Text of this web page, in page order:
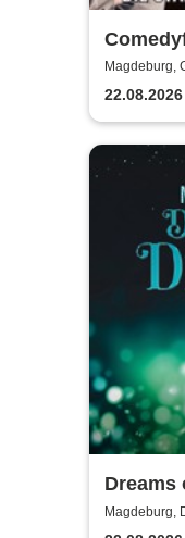
Comedy
Magdeburg,
Dreams
Musical
Magdeburg,